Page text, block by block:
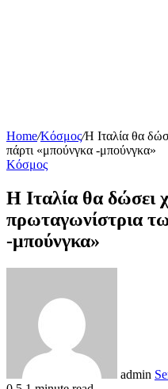
Home/Κόσμος/Η Ιταλία θα
πάρτι «μπούνγκα -μπούνγκα»
Κόσμος
Η Ιταλία θα δώσει
πρωταγωνίστρια
-μπούνγκα»
admin